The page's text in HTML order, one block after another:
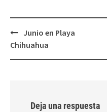
Post
navigation
Junio en Playa
Chihuahua
Deja una respuesta